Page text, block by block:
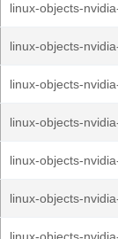
linux-objects-
linux-objects-
linux-objects-
linux-objects-
linux-objects-
linux-objects-